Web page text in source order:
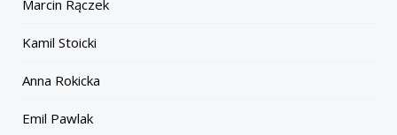
Marcin Rączek
Kamil Stoicki
Anna Rokicka
Emil Pawlak